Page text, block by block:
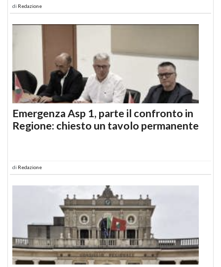
di Redazione
Emergenza Asp 1, parte il confronto in
Regione: chiesto un tavolo permanente
di Redazione